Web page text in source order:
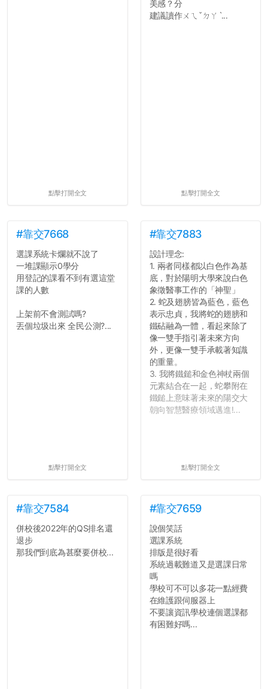
點擊打開全文
美感？分
建議讀作ㄨㄟˇㄉㄚˋ...
點擊打開全文
#靠交7668
選課系統卡爛就不說了
一堆課顯示0學分
用登記的課看不到有選這堂
課的人數
上架前不會測試嗎?
丟個垃圾出來 全民公測?...
點擊打開全文
#靠交7883
設計理念:
1. 兩者同樣都以白色作為基
底，對於陽明大學來說白色
象徵醫事工作的「神聖」
2. 蛇及翅膀皆為藍色，藍色
表示忠貞，我將蛇的翅膀和
鐵砧融為一體，看起來除了
像一雙手指引著未來方向
外，更像一雙手承載著知識
的重量。
3. 我將鐵鎚和金色神杖兩個
元素結合在一起，蛇攀附在
鐵鎚上意味著未來的陽交大
朝向智慧醫療領域邁進!...
點擊打開全文
#靠交7584
併校後2022年的QS排名還
退步
那我們到底為甚麼要併校...
#靠交7659
說個笑話
選課系統
排版是很好看
系統過載難道又是選課日常
嗎
學校可不可以多花一點經費
在維護跟伺服器上
不要讓資訊學校連個選課都
有困難好嗎...